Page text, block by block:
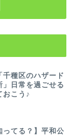
千種区のハザード
」日常を過ごせる
おこう♪
ってる？】平和公